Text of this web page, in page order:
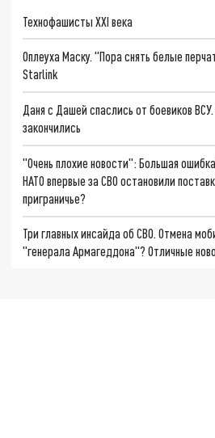
Технофашисты XXI века
Оплеуха Маску. "Пора снять белые
Starlink
Даня с Дашей спаслись от боевиков
закончились
"Очень плохие новости": Большая
НАТО впервые за СВО остановили
приграничье?
Три главных инсайда об СВО. Отмена
"генерала Армагеддона"? Отличные